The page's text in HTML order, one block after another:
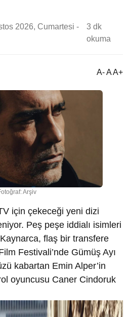
2026, Cumartesi -
3 dk
okuma
A- A A+
Arşiv
için çekeceği yeni dizi
Peş peşe iddialı isimleri
flaş bir transfere
Festivali’nde Gümüş Ayı
kabartan Emin Alper’in
oyuncusu Caner Cindoruk